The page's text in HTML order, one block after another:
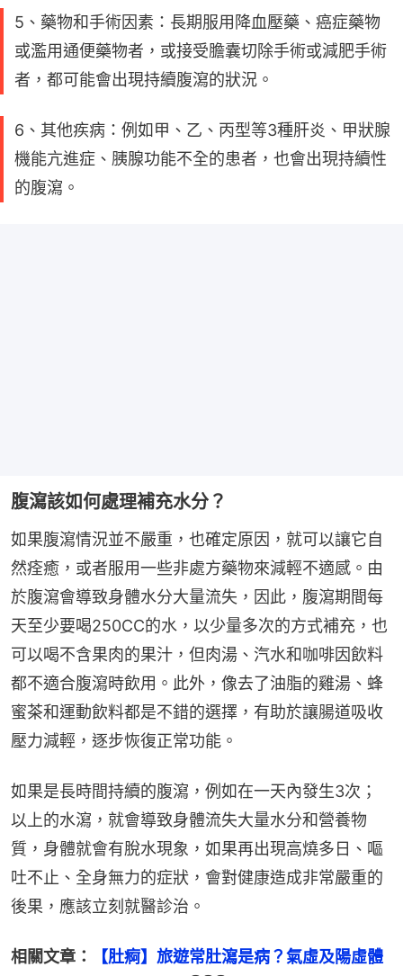
5、藥物和手術因素：長期服用降血壓藥、癌症藥物
或濫用通便藥物者，或接受膽囊切除手術或減肥手術
者，都可能會出現持續腹瀉的狀況。
6、其他疾病：例如甲、乙、丙型等3種肝炎、甲狀腺
機能亢進症、胰腺功能不全的患者，也會出現持續性
的腹瀉。
腹瀉該如何處理補充水分？
如果腹瀉情況並不嚴重，也確定原因，就可以讓它自
然痊癒，或者服用一些非處方藥物來減輕不適感。由
於腹瀉會導致身體水分大量流失，因此，腹瀉期間每
天至少要喝250CC的水，以少量多次的方式補充，也
可以喝不含果肉的果汁，但肉湯、汽水和咖啡因飲料
都不適合腹瀉時飲用。此外，像去了油脂的雞湯、蜂
蜜茶和運動飲料都是不錯的選擇，有助於讓腸道吸收
壓力減輕，逐步恢復正常功能。
如果是長時間持續的腹瀉，例如在一天內發生3次；
以上的水瀉，就會導致身體流失大量水分和營養物
質，身體就會有脫水現象，如果再出現高燒多日、嘔
吐不止、全身無力的症狀，會對健康造成非常嚴重的
後果，應該立刻就醫診治。
相關文章：
【肚痾】旅遊常肚瀉是病？氣虛及陽虛體